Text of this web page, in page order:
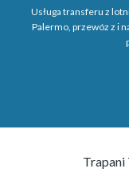
Usługa transferu z
Palermo, przewóz z i
Trapani